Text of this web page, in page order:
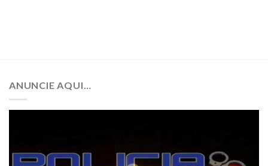
ANUNCIE AQUI…